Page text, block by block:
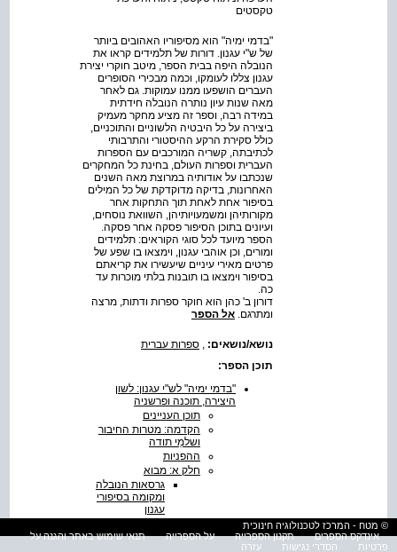
טקסטים
"בדמי ימיה" הוא מסיפוריו האהובים ביותר
של ש"י עגנון. דורות של תלמידים קראו את
הנובלה היפה בבית הספר, מיטב חוקרי יצירת
עגנון צללו לעומקו, וכמה מבכירי הסופרים
העברים הושפעו ממנו עמוקות. גם לאחר
מאה שנות עיון נותרה הנובלה חידתית
במידה רבה, וספר זה מציע מחקר מעמיק
ביצירה על כל היבטיה הלשוניים והתוכניים,
כולל סקירת הרקע ההיסטורי והתרבותי
לכתיבתה, קשריה המורכבים עם הספרות
העברית וספרות העולם, בחינת כל המחקרים
שנכתבו על אודותיה במרוצת מאה השנים
האחרונות, בדיקה מדוקדקת של כל המילים
בסיפור אחת לאחת תוך התחקות אחר
מקורותיהן ומשמעויותיהן, השוואת נוסחים,
ועיונים בתוכן הסיפור פסקה אחר פסקה.
הספר מיועד לכל סוגי הקוראים: תלמידים
ומורים, וכן אוהבי עגנון, וימצאו בו שפע של
פרטים מאירי עיניים שיעשירו את קריאתם
בסיפור וימצאו בו תובנות בלתי מוכרות עד
כה.
דורון ב' כהן הוא חוקר ספרות ודתות, מרצה
ומתרגם. אל הספר
נושא/נושאים:
ספרות עברית
תוכן הספר:
"בדמי ימיה" לש"י עגנון: לשון
היצירה, תוכנה ופרשניה
תוכן העניינים
הקדמה: מטרות החיבור
ושלמֵי תודה
ההפניות
חלק א: מבוא
גרסאות הנובלה
ומקומה בסיפורי
עגנון
הדמויות
© מטח - המרכז לטכנולוגיה חינוכית
אינדקס הספרים
תקנון הספרייה על הספרייה
תנאי שימוש באתר והגנה על
פרטיות
הסדרי נגישות עזרה